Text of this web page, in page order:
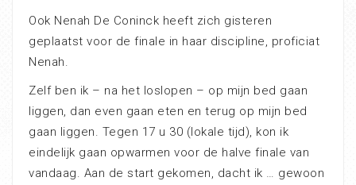
Ook Nenah De Coninck heeft zich gisteren
geplaatst voor de finale in haar discipline, proficiat
Nenah.
Zelf ben ik – na het loslopen – op mijn bed gaan
liggen, dan even gaan eten en terug op mijn bed
gaan liggen. Tegen 17 u 30 (lokale tijd), kon ik
eindelijk gaan opwarmen voor de halve finale van
vandaag. Aan de start gekomen, dacht ik … gewoon